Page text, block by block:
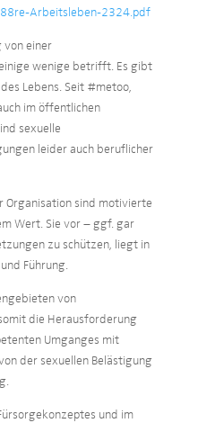
Arbeitsleben-2324.pdf
von einer
wenige betrifft. Es gibt
Lebens. Seit #metoo,
im öffentlichen
sexuelle
leider auch beruflicher
Organisation sind motivierte
Wert. Sie vor – ggf. gar
zu schützen, liegt in
Führung.
von
die Herausforderung
Umganges mit
der sexuellen Belästigung
und im